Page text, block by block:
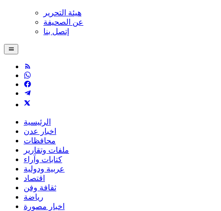
هيئة التحرير
عن الصحيفة
إتصل بنا
الرئيسية
اخبار عدن
محافظات
ملفات وتقارير
كتابات وآراء
عربية ودولية
اقتصاد
ثقافة وفن
رياضة
اخبار مصورة